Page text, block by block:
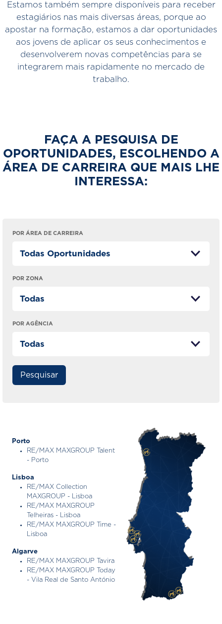
Estamos também sempre disponíveis para receber
estagiários nas mais diversas áreas, porque ao
apostar na formação, estamos a dar oportunidades
aos jovens de aplicar os seus conhecimentos e
desenvolverem novas competências para se
integrarem mais rapidamente no mercado de
trabalho.
FAÇA A PESQUISA DE
OPORTUNIDADES, ESCOLHENDO A
ÁREA DE CARREIRA QUE MAIS LHE
INTERESSA:
POR ÁREA DE CARREIRA
POR ZONA
POR AGÊNCIA
Pesquisar
Porto
RE/MAX MAXGROUP Talent
- Porto
Lisboa
RE/MAX Collection
MAXGROUP - Lisboa
RE/MAX MAXGROUP
Telheiras - Lisboa
RE/MAX MAXGROUP Time -
Lisboa
Algarve
RE/MAX MAXGROUP Tavira
RE/MAX MAXGROUP Today
- Vila Real de Santo António